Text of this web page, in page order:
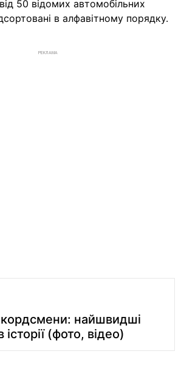
50 відомих автомобільних
в алфавітному порядку.
РЕКЛАМА
найшвидші
історії (фото, відео)